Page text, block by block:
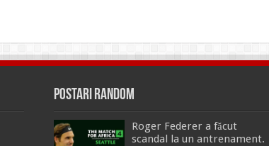
Postari Random
Roger Federer a făcut
scandal la un antrenament.